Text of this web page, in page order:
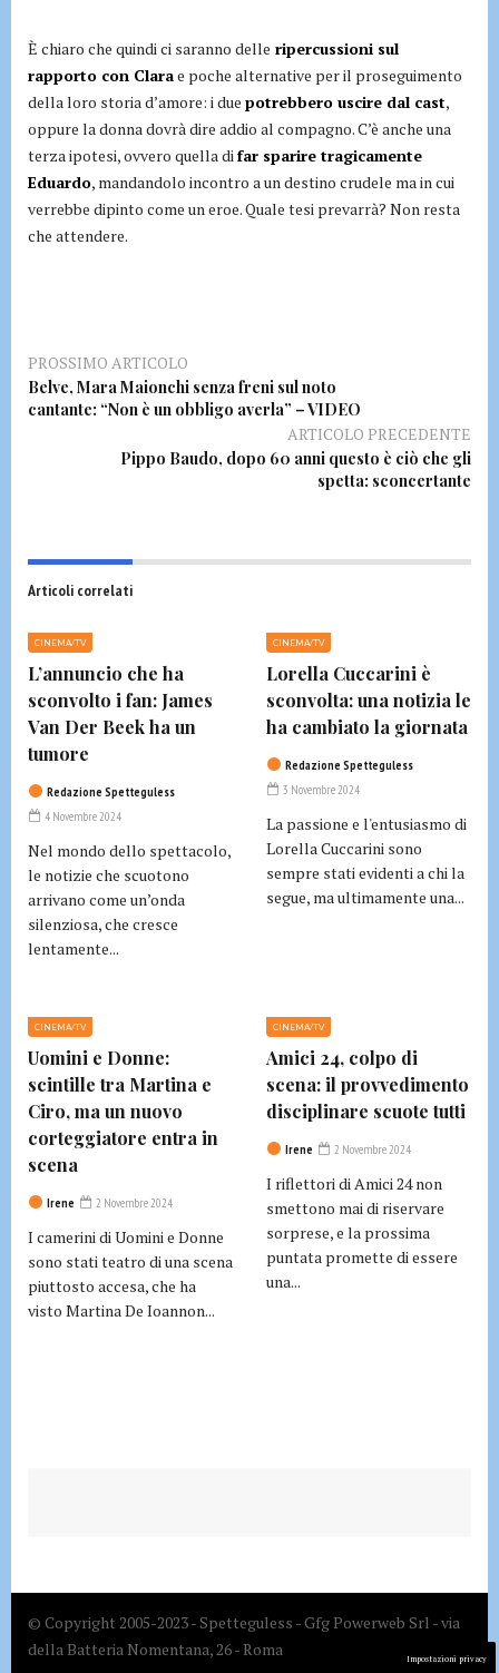
È chiaro che quindi ci saranno delle ripercussioni sul
rapporto con Clarae poche alternative per il proseguimento
della loro storia d’amore: i due potrebbero uscire dal cast,
oppure la donna dovrà dire addio al compagno. C’è anche una
terza ipotesi, ovvero quella di far sparire tragicamente
Eduardo, mandandolo incontro a un destino crudele ma in cui
verrebbe dipinto come un eroe. Quale tesi prevarrà? Non resta
che attendere.
PROSSIMO ARTICOLO
Belve, Mara Maionchi senza freni sul noto
cantante: “Non è un obbligo averla” – VIDEO
ARTICOLO PRECEDENTE
Pippo Baudo, dopo 60 anni questo è ciò che gli
spetta: sconcertante
Articoli correlati
CINEMA/TV
L’annuncio che ha
sconvolto i fan: James
Van Der Beek ha un
tumore
Redazione Spetteguless
4 Novembre 2024
Nel mondo dello spettacolo,
le notizie che scuotono
arrivano come un’onda
silenziosa, che cresce
lentamente...
CINEMA/TV
Lorella Cuccarini è
sconvolta: una notizia le
ha cambiato la giornata
Redazione Spetteguless
3 Novembre 2024
La passione e l'entusiasmo di
Lorella Cuccarini sono
sempre stati evidenti a chi la
segue, ma ultimamente una...
CINEMA/TV
Uomini e Donne:
scintille tra Martina e
Ciro, ma un nuovo
corteggiatore entra in
scena
Irene 2 Novembre 2024
I camerini di Uomini e Donne
sono stati teatro di una scena
piuttosto accesa, che ha
visto Martina De Ioannon...
CINEMA/TV
Amici 24, colpo di
scena: il provvedimento
disciplinare scuote tutti
Irene 2 Novembre 2024
I riflettori di Amici 24 non
smettono mai di riservare
sorprese, e la prossima
puntata promette di essere
una...
© Copyright 2005-2023 - Spetteguless - Gfg Powerweb Srl - via
della Batteria Nomentana, 26 - Roma
Impostazioni privacy